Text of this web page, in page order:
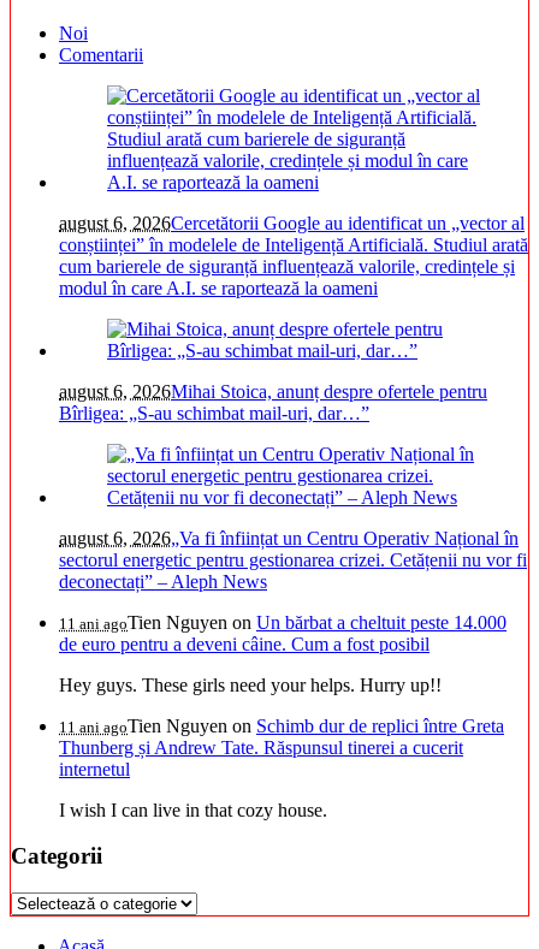
Noi
Comentarii
august 6, 2026Cercetătorii Google au identificat un „vector al
conștiinței” în modelele de Inteligență Artificială. Studiul arată
cum barierele de siguranță influențează valorile, credințele și
modul în care A.I. se raportează la oameni
august 6, 2026Mihai Stoica, anunț despre ofertele pentru
Bîrligea: „S-au schimbat mail-uri, dar…”
august 6, 2026„Va fi înființat un Centru Operativ Național în
sectorul energetic pentru gestionarea crizei. Cetățenii nu vor fi
deconectați” – Aleph News
11 ani agoTien Nguyen on Un bărbat a cheltuit peste 14.000
de euro pentru a deveni câine. Cum a fost posibil
Hey guys. These girls need your helps. Hurry up!!
11 ani agoTien Nguyen on Schimb dur de replici între Greta
Thunberg și Andrew Tate. Răspunsul tinerei a cucerit
internetul
I wish I can live in that cozy house.
Categorii
Categorii